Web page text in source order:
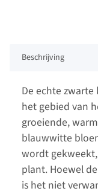
Beschrijving
De echte
het gebied van
groeiende,
blauwwitte
wordt
plant. Hoewel
is het niet